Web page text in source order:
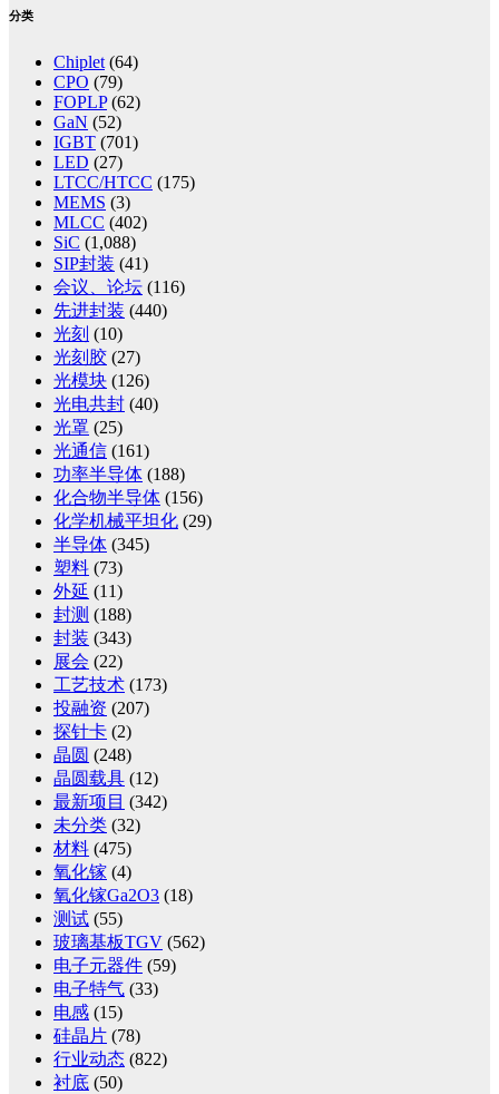
分类
Chiplet (64)
CPO (79)
FOPLP(62)
GaN (52)
IGBT (701)
LED (27)
LTCC/HTCC (175)
MEMS (3)
MLCC (402)
SiC (1,088)
SIP封装 (41)
会议、论坛 (116)
先进封装 (440)
光刻 (10)
光刻胶 (27)
光模块 (126)
光电共封 (40)
光罩 (25)
光通信 (161)
功率半导体 (188)
化合物半导体 (156)
化学机械平坦化 (29)
半导体 (345)
塑料 (73)
外延 (11)
封测 (188)
封装 (343)
展会 (22)
工艺技术 (173)
投融资 (207)
探针卡 (2)
晶圆 (248)
晶圆载具 (12)
最新项目 (342)
未分类 (32)
材料 (475)
氧化镓 (4)
氧化镓Ga2O3 (18)
测试 (55)
玻璃基板TGV (562)
电子元器件 (59)
电子特气 (33)
电感 (15)
硅晶片 (78)
行业动态 (822)
衬底 (50)